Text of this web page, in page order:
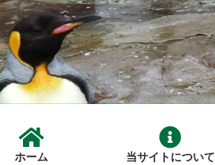
ホーム 当サイトについて